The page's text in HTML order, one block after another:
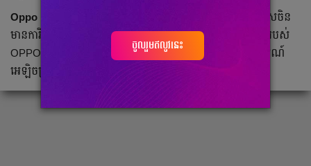
Oppo Electronics Corp.
ជា​ក្រុមហ៊ុន​អេឡិចត្រូនិក​របស់​ប្រទេស​ចិន
មាន​ការិយាល័យ​កណ្ដាល​ក្នុង​ទីក្រុង​ក្វាងទុង។ ផលិតផល​សំខាន់ៗ​របស់
OPPO រួម​មាន ស្មាតហ្វូន, ម៉ាស៊ីន​ចាក់​ចម្រៀង Blu-ray និង​ឧបករណ៍​
អេឡិចត្រូនិក​ជា​ច្រើន​ប្រភេទ​ទៀត។
ចូលរួមឥលូវនេះ